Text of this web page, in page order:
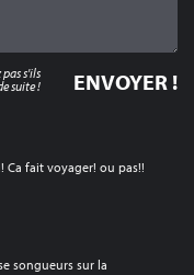
fait voyager! ou pas!!
songueurs sur la
s'ils
suite !